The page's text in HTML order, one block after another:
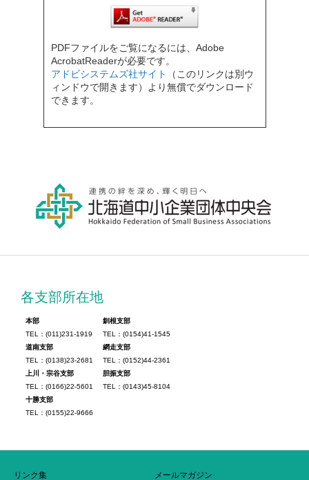
PDFファイルをご覧になるには、Adobe
AcrobatReaderが必要です。
アドビシステムズ社サイト
（このリンクは別ウ
ィンドウで開きます）より無償でダウンロード
できます。
各支部所在地
本部
TEL：(011)231-1919
道南支部
TEL：(0138)23-2681
上川・宗谷支部
TEL：(0166)22-5601
十勝支部
TEL：(0155)22-9666
釧根支部
TEL：(0154)41-1545
網走支部
TEL：(0152)44-2361
胆振支部
TEL：(0143)45-8104
リンク集 メールマガジン